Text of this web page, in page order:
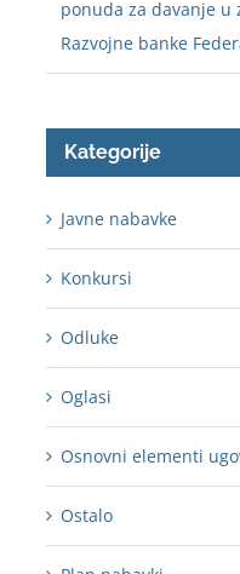
ponuda za davanje u
Razvojne banke
Kategorije
Javne nabavke
Konkursi
Odluke
Oglasi
Osnovni elementi
Ostalo